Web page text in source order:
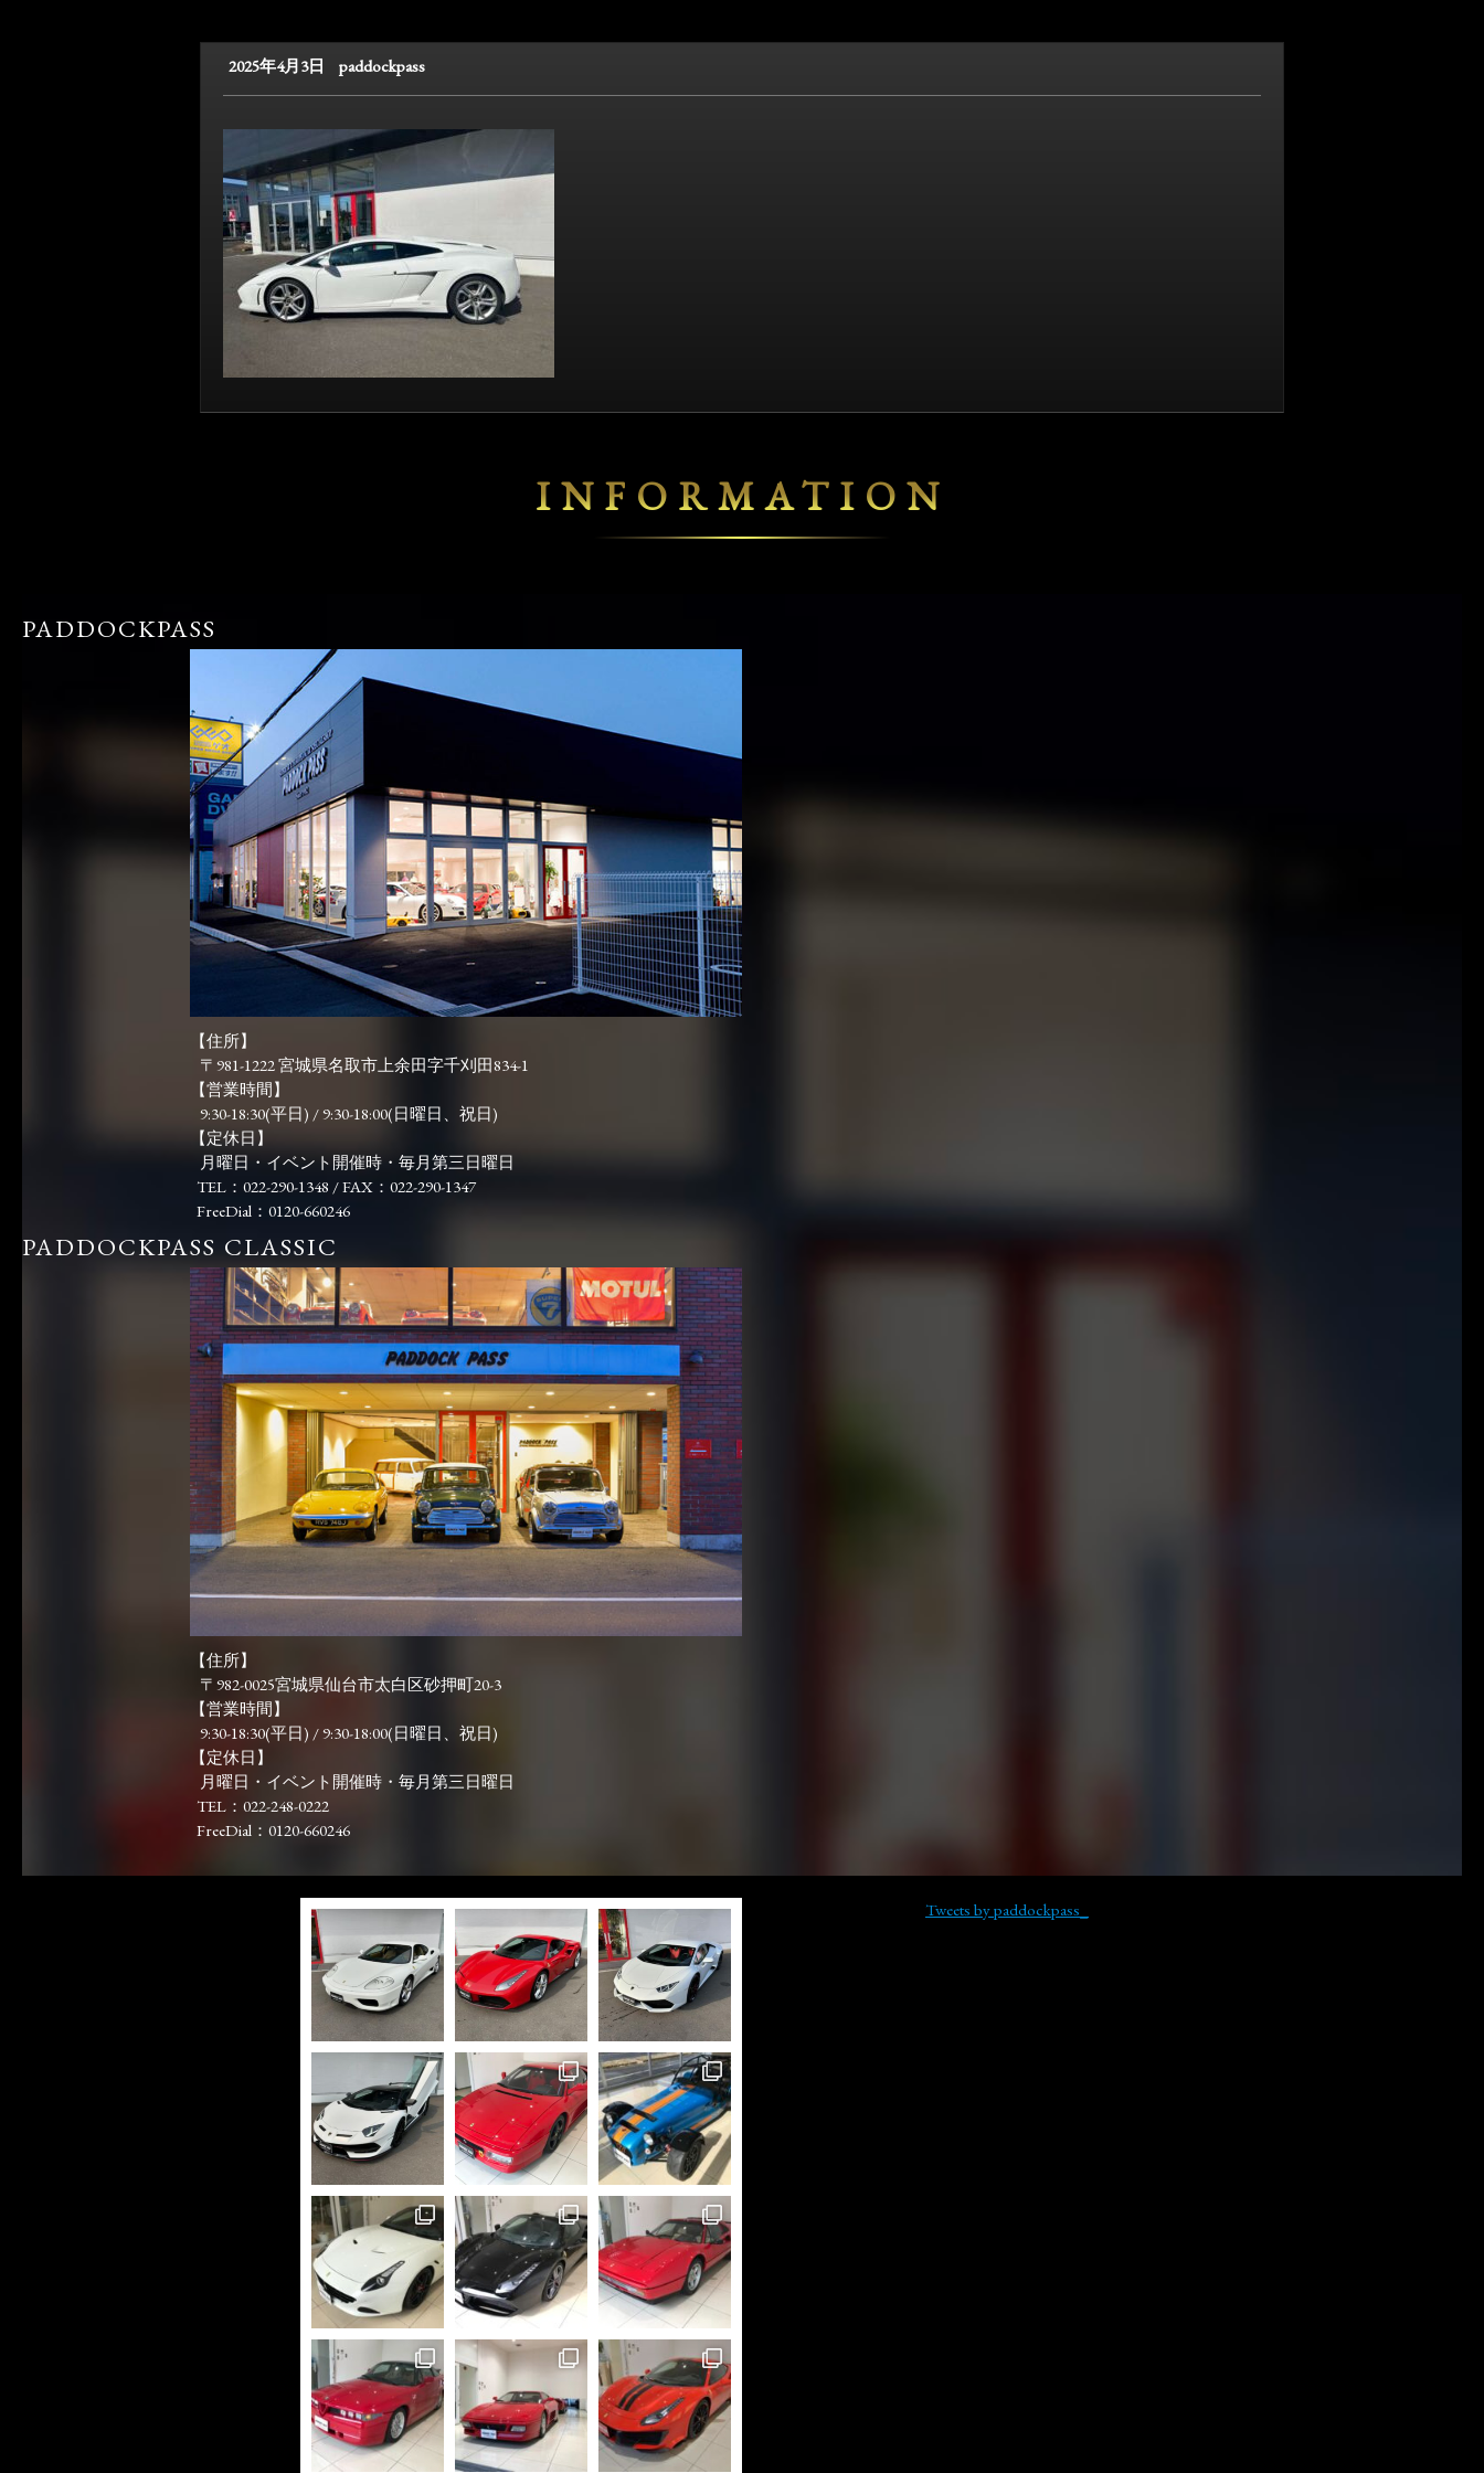
2025年4月3日 paddockpass
INFORMATION
PADDOCKPASS
【住所】
〒981-1222 宮城県名取市上余田字千刈田834-1
【営業時間】
9:30-18:30(平日) / 9:30-18:00(日曜日、祝日)
【定休日】
月曜日・イベント開催時・毎月第三日曜日
TEL：022-290-1348 / FAX：022-290-1347
FreeDial：0120-660246
PADDOCKPASS CLASSIC
【住所】
〒982-0025宮城県仙台市太白区砂押町20-3
【営業時間】
9:30-18:30(平日) / 9:30-18:00(日曜日、祝日)
【定休日】
月曜日・イベント開催時・毎月第三日曜日
TEL：022-248-0222
FreeDial：0120-660246
Tweets by paddockpass_